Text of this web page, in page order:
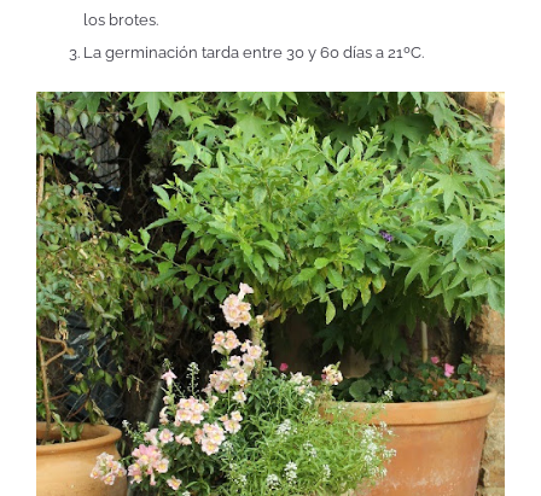
los brotes.
La germinación tarda entre 30 y 60 días a 21ºC.